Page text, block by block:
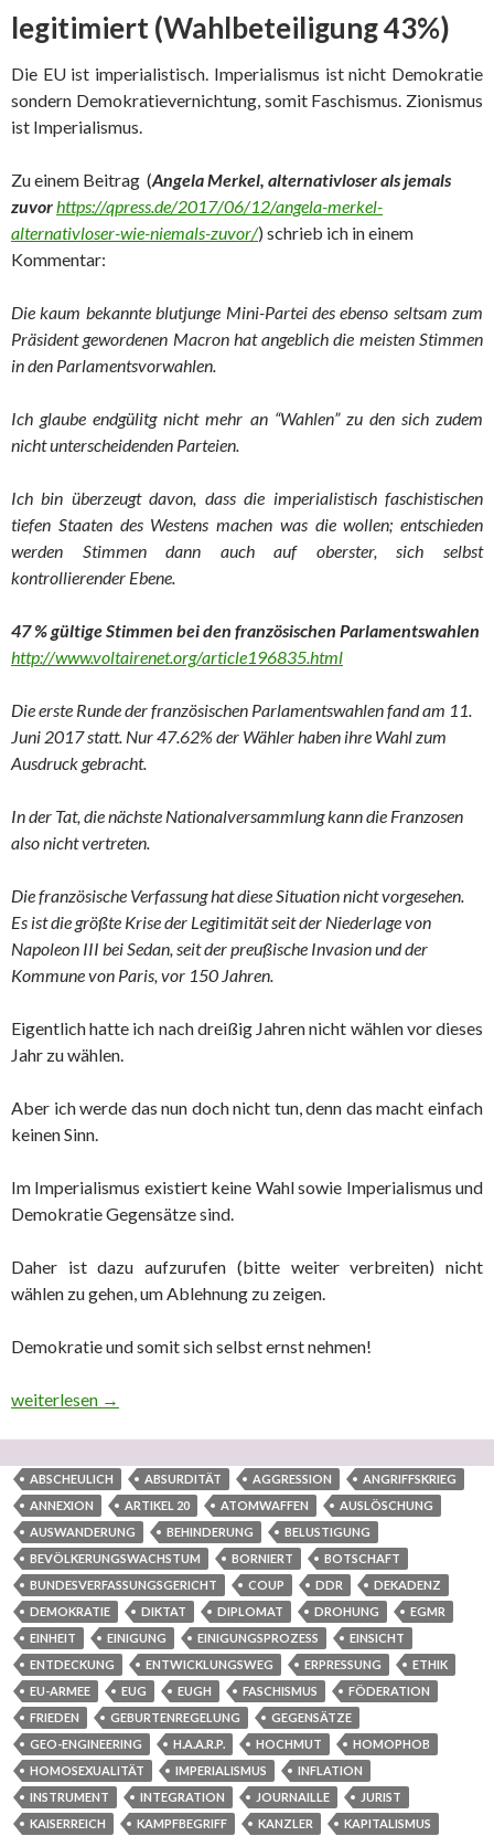
legitimiert (Wahlbeteiligung 43%)
Die EU ist imperialistisch. Imperialismus ist nicht Demokratie
sondern Demokratievernichtung, somit Faschismus. Zionismus
ist Imperialismus.
Zu einem Beitrag (Angela Merkel, alternativloser als jemals
zuvorhttps://qpress.de/2017/06/12/angela-merkel-
alternativloser-wie-niemals-zuvor/) schrieb ich in einem
Kommentar:
Die kaum bekannte blutjunge Mini-Partei des ebenso seltsam zum
Präsident gewordenen Macron hat angeblich die meisten Stimmen
in den Parlamentsvorwahlen.
Ich glaube endgülitg nicht mehr an “Wahlen” zu den sich zudem
nicht unterscheidenden Parteien.
Ich bin überzeugt davon, dass die imperialistisch faschistischen
tiefen Staaten des Westens machen was die wollen; entschieden
werden Stimmen dann auch auf oberster, sich selbst
kontrollierender Ebene.
47 % gültige Stimmen bei den französischen Parlamentswahlen
http://www.voltairenet.org/article196835.html
Die erste Runde der französischen Parlamentswahlen fand am 11.
Juni 2017 statt. Nur 47.62% der Wähler haben ihre Wahl zum
Ausdruck gebracht.
In der Tat, die nächste Nationalversammlung kann die Franzosen
also nicht vertreten.
Die französische Verfassung hat diese Situation nicht vorgesehen.
Es ist die größte Krise der Legitimität seit der Niederlage von
Napoleon III bei Sedan, seit der preußische Invasion und der
Kommune von Paris, vor 150 Jahren.
Eigentlich hatte ich nach dreißig Jahren nicht wählen vor dieses
Jahr zu wählen.
Aber ich werde das nun doch nicht tun, denn das macht einfach
keinen Sinn.
Im Imperialismus existiert keine Wahl sowie Imperialismus und
Demokratie Gegensätze sind.
Daher ist dazu aufzurufen (bitte weiter verbreiten) nicht
wählen zu gehen, um Ablehnung zu zeigen.
Demokratie und somit sich selbst ernst nehmen!
Warum die imperialistische EU aufgelöst und in eine föderative
weiterlesen →
ABSCHEULICH ABSURDITÄT AGGRESSION
ANGRIFFSKRIEG
ANNEXION
ARTIKEL 20 ATOMWAFFEN
AUSLÖSCHUNG
AUSWANDERUNG
BEHINDERUNG
BELUSTIGUNG
BEVÖLKERUNGSWACHSTUM
BORNIERT
BOTSCHAFT
BUNDESVERFASSUNGSGERICHT
COUP DDR
DEKADENZ
DEMOKRATIE
DIKTAT DIPLOMAT DROHUNG
EGMR
EINHEIT
EINIGUNG EINIGUNGSPROZESS
EINSICHT
ENTDECKUNG
ENTWICKLUNGSWEG ERPRESSUNG
ETHIK
EU-ARMEE
EUG EUGH FASCHISMUS
FÖDERATION
FRIEDEN
GEBURTENREGELUNG
GEGENSÄTZE
GEO-ENGINEERING
H.A.A.R.P. HOCHMUT
HOMOPHOB
HOMOSEXUALITÄT
IMPERIALISMUS
INFLATION
INSTRUMENT
INTEGRATION JOURNAILLE
JURIST
KAISERREICH
KAMPFBEGRIFF KANZLER
KAPITALISMUS